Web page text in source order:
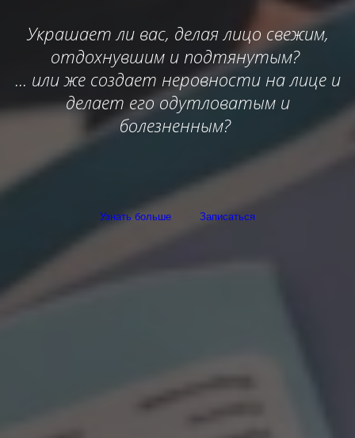
Украшает ли вас, делая лицо свежим,
отдохнувшим и подтянутым?
... или же создает неровности на лице и
делает его одутловатым и
болезненным?
Узнать больше Записаться